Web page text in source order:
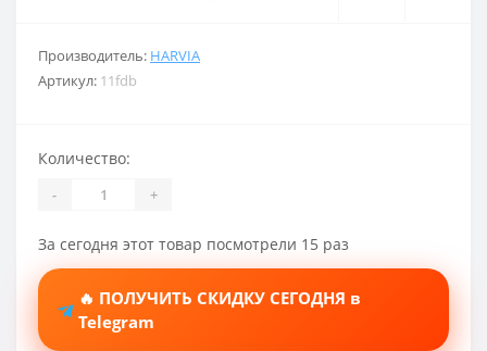
Производитель: HARVIA
Артикул: 11fdb
Количество:
- +
За сегодня этот товар посмотрели 15 раз
🔥 ПОЛУЧИТЬ СКИДКУ СЕГОДНЯ в
Telegram